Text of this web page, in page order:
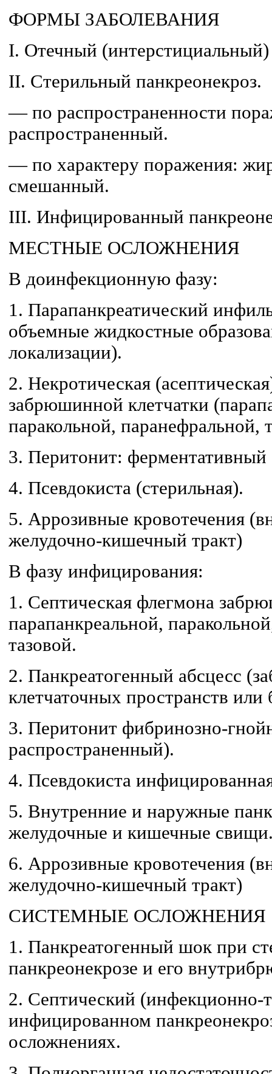
ФОРМЫ ЗАБОЛЕВАНИЯ
I. Отечный (интерстициальный)
II. Стерильный панкреонекроз.
— по распространенности
распростра­ненный.
— по характеру поражения:
смешанный.
III. Инфицированный
МЕСТНЫЕ ОСЛОЖНЕНИЯ
В доинфекционную фазу:
1. Парапанкреатический
объемные жидко­стные
локализации).
2. Некротическая
забрюшинной клетчатки
паракольной, паранефральной,
3. Перитонит: ферментативный
4. Псевдокиста (стерильная).
5. Аррозивные кровотечения
желудочно-кишеч­ный тракт)
В фазу инфицирования:
1. Септическая флегмона
парапанкреальной,
тазовой.
2. Панкреатогенный абсцесс
клетчаточных про­странств
3. Перитонит фибринозно-
распространенный).
4. Псевдокиста
5. Внутренние и наружные
желудочные и кишечные
6. Аррозивные кровотечения
желудочно-кишеч­ный тракт)
СИСТЕМНЫЕ ОСЛОЖНЕНИЯ
1. Панкреатогенный шок при
панкреонекрозе и его
2. Септический (инфекционно-
инфицирован­ном
осложнениях.